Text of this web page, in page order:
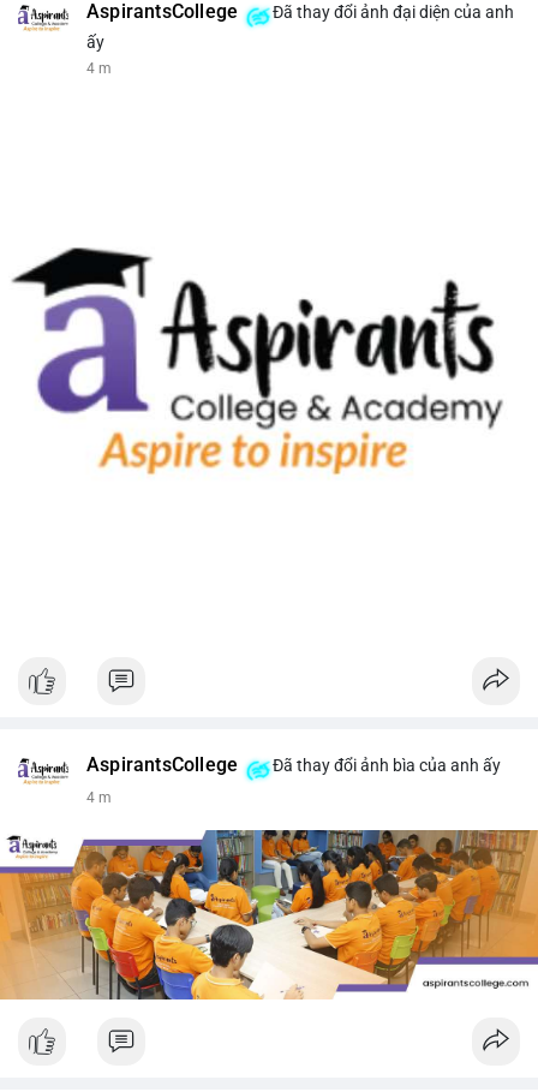
AspirantsCollege
Đã thay đổi ảnh đại diện của anh
ấy
4 m
AspirantsCollege Đã thay đổi ảnh bìa của anh ấy
4 m